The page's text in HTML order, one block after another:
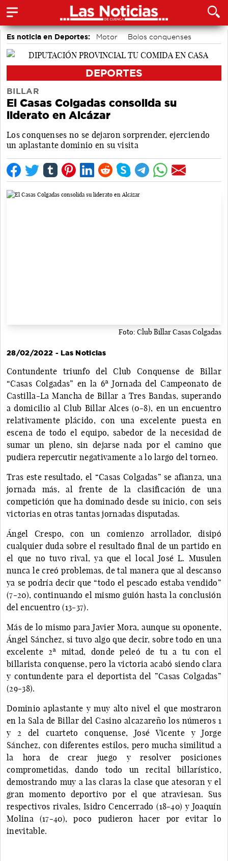
Es noticia en Deportes: Motor
Bolos conquenses
Piragüismo
Fútbol
DEPORTES
BILLAR
El Casas Colgadas consolida su
liderato en Alcázar
Los conquenses no se dejaron sorprender, ejerciendo
un aplastante dominio en su visita
Foto: Club Billar Casas Colgadas
28/02/2022 - Las Noticias
Contundente triunfo del Club Conquense de Billar
“Casas Colgadas” en la 6ª Jornada del Campeonato de
Castilla-La Mancha de Billar a Tres Bandas, superando
a domicilio al Club Billar Alces (0-8), en un encuentro
relativamente plácido, con una excelente puesta en
escena de todo el equipo, sabedor de la necesidad de
sumar un pleno, sin dejarse nada por el camino que
pudiera repercutir negativamente a lo largo del torneo.
Tras este resultado, el “Casas Colgadas” se afianza, una
jornada más, al frente de la clasificación de una
competición que ha dominado desde su inicio, con seis
victorias en otras tantas jornadas disputadas.
Ángel Crespo, con un comienzo arrollador, disipó
cualquier duda sobre el resultado final de un partido en
el que no tuvo rival, ya que el local José L. Musulen
nunca le creó problemas, de tal manera que al descanso
ya se podría decir que “todo el pescado estaba vendido”
(7-20), continuando el mismo guión hasta la conclusión
del encuentro (13-37).
Más de lo mismo para Javier Mora, aunque su oponente,
Ángel Sánchez, si tuvo algo que decir, sobre todo en una
excelente 2ª mitad, donde peleó de tu a tu con el
billarista conquense, pero la victoria acabó siendo clara
y contundente para el deportista del ”Casas Colgadas”
(29-38).
Dominio aplastante y muy alto nivel el que mostraron
en la Sala de Billar del Casino alcazareño los números 1
y 2 del cuarteto conquense, José Vicente y Jorge
Sánchez, con diferentes estilos, pero mucha similitud a
la hora de crear juego y resolver posiciones
comprometidas, dando todo un recital billarístico,
demostrando muy a las claras la clase que atesoran y el
gran momento deportivo por el que atraviesan. Sus
respectivos rivales, Isidro Cencerrado (18-40) y Joaquín
Molina (17-40), poco pudieron hacer por evitar lo
inevitable.